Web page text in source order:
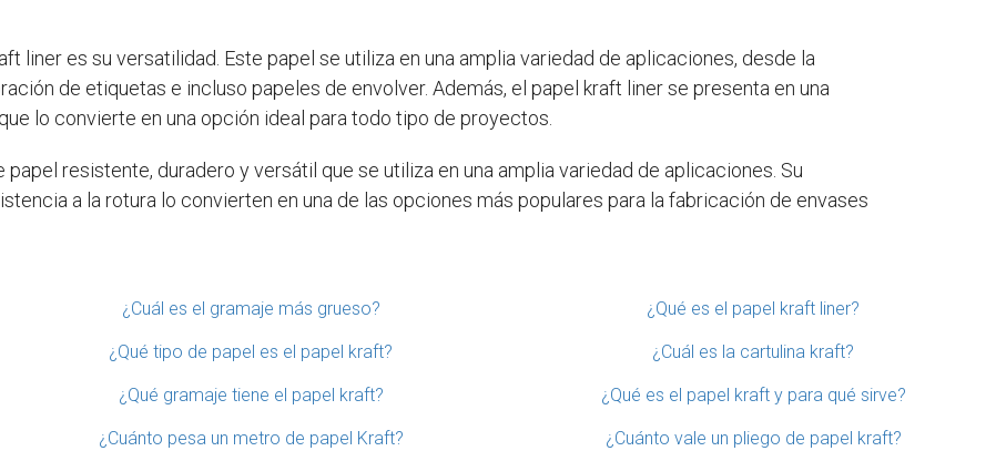
liner es su versatilidad. Este papel se utiliza en una amplia variedad de aplicaciones, desde la
de etiquetas e incluso papeles de envolver. Además, el papel kraft liner se presenta en una
lo convierte en una opción ideal para todo tipo de proyectos.
papel resistente, duradero y versátil que se utiliza en una amplia variedad de aplicaciones. Su
a la rotura lo convierten en una de las opciones más populares para la fabricación de envases
¿Cuál es el gramaje más grueso? ¿Qué es el papel kraft liner?
¿Qué tipo de papel es el papel kraft? ¿Cuál es la cartulina kraft?
¿Qué gramaje tiene el papel kraft? ¿Qué es el papel kraft y para qué sirve?
¿Cuánto pesa un metro de papel Kraft? ¿Cuánto vale un pliego de papel kraft?